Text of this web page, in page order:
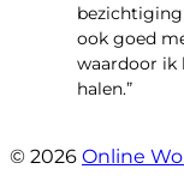
ook goed
waardoor ik
halen.”
© 2026 Online